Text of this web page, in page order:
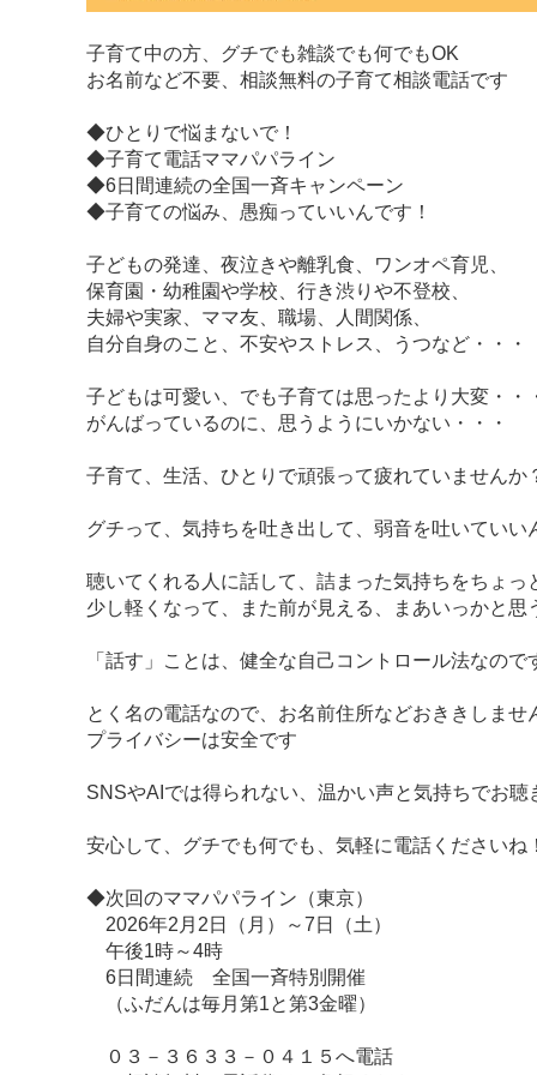
子育て中の方、グチでも雑談でも何でもOK
お名前など不要、相談無料の子育て相談電話です
◆ひとりで悩まないで！
◆子育て電話ママパパライン
◆6日間連続の全国一斉キャンペーン
◆子育ての悩み、愚痴っていいんです！
子どもの発達、夜泣きや離乳食、ワンオペ育児、
保育園・幼稚園や学校、行き渋りや不登校、
夫婦や実家、ママ友、職場、人間関係、
自分自身のこと、不安やストレス、うつなど・・・
子どもは可愛い、でも子育ては思ったより大変・・
がんばっているのに、思うようにいかない・・・
子育て、生活、ひとりで頑張って疲れていませんか
グチって、気持ちを吐き出して、弱音を吐いていい
聴いてくれる人に話して、詰まった気持ちをちょっ
少し軽くなって、また前が見える、まあいっかと思
「話す」ことは、健全な自己コントロール法なので
とく名の電話なので、お名前住所などおききしませ
プライバシーは安全です
SNSやAIでは得られない、温かい声と気持ちでお聴
安心して、グチでも何でも、気軽に電話くださいね！
◆次回のママパパライン（東京）
2026年2月2日（月）～7日（土）
午後1時～4時
6日間連続 全国一斉特別開催
（ふだんは毎月第1と第3金曜）
０３－３６３３－０４１５へ電話